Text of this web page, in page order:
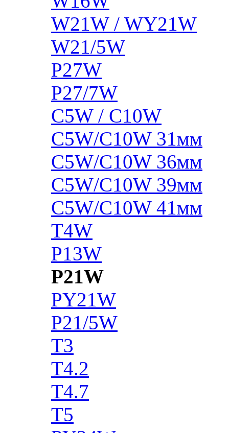
W21W / WY21W
W21/5W
P27W
P27/7W
C5W / C10W
C5W/C10W 31мм
C5W/C10W 36мм
C5W/C10W 39мм
C5W/C10W 41мм
T4W
P13W
P21W
PY21W
P21/5W
T3
T4.2
T4.7
T5